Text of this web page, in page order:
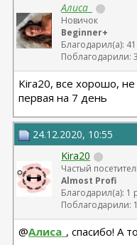
Алиса_
Новичок
Beginner+
Благодарил(а):
Поблагодарили:
Kira20, все хорошо,
первая на 7 день
24.12.2020, 10:55
Kira20
Частый
Almost Profi
Благодарил(а): 1
Поблагодарили:
@Алиса_ , спасибо! А